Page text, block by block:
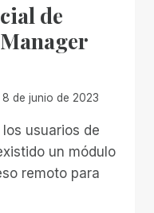
de
8 de junio de 2023
usuarios de
un módulo
remoto para